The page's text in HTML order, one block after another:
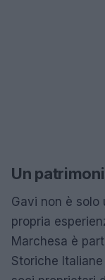
Un
Gavi non è solo
propria
Marchesa è
Storiche